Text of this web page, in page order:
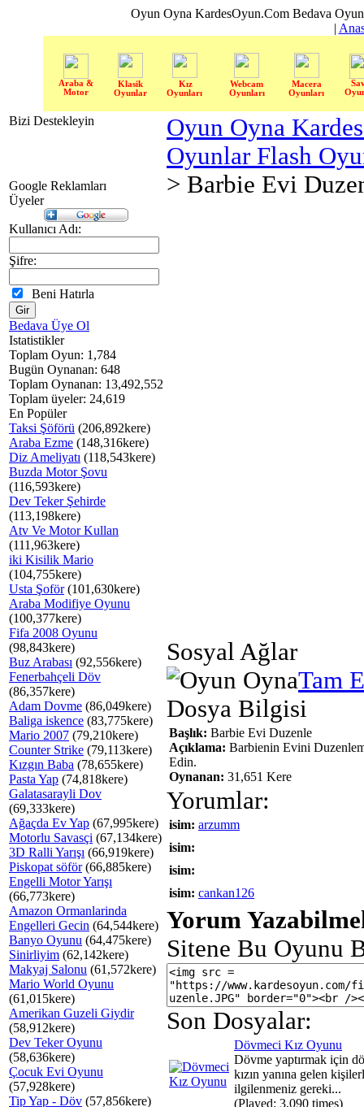
Oyun Oyna KardesOyun.Com Bedava
|
Araba &
Motor
Klasik
Oyunlar
Kız
Oyunları
Webcam
Oyunları
Macera
Oyunları
Bizi Destekleyin
Google Reklamları
Üyeler
Kullanıcı Adı:
Şifre:
Beni Hatırla
Bedava Üye Ol
Istatistikler
Toplam Oyun: 1,784
Bugün Oynanan: 648
Toplam Oynanan: 13,492,552
Toplam üyeler: 24,619
En Popüler
Taksi Şöförü (206,892kere)
Araba Ezme (148,316kere)
Diz Ameliyatı (118,543kere)
Buzda Motor Şovu
(116,593kere)
Dev Teker Şehirde
(113,198kere)
Atv Ve Motor Kullan
(111,963kere)
iki Kisilik Mario
(104,755kere)
Usta Şoför(101,630kere)
Araba Modifiye Oyunu
(100,377kere)
Fifa 2008 Oyunu
(98,843kere)
Buz Arabası (92,556kere)
Fenerbahçeli Döv
(86,357kere)
Adam Dovme (86,049kere)
Baliga iskence (83,775kere)
Mario 2007 (79,210kere)
Counter Strike (79,113kere)
Kızgın Baba (78,655kere)
Pasta Yap (74,818kere)
Galatasarayli Dov
(69,333kere)
Ağaçda Ev Yap (67,995kere)
Motorlu Savasçi (67,134kere)
3D Ralli Yarışı (66,919kere)
Piskopat söför(66,885kere)
Engelli Motor Yarışı
(66,773kere)
Amazon Ormanlarinda
Engelleri Gecin (64,544kere)
Banyo Oyunu (64,475kere)
Sinirliyim (62,142kere)
Makyaj Salonu (61,572kere)
Mario World Oyunu
(61,015kere)
Amerikan Guzeli Giydir
(58,912kere)
Dev Teker Oyunu
(58,636kere)
Çocuk Evi Oyunu
(57,928kere)
Tip Yap - Döv (57,856kere)
Oyun Oyna
Oyunlar Flash
> Barbie Evi
Sosyal Ağlar
Tam
Dosya Bilgisi
Başlık: Barbie Evi Duzenle
Açıklama: Barbienin Evini
Edin.
Oynanan: 31,651 Kere
Yorumlar:
isim: arzumm
isim:
isim:
isim: cankan126
Yorum
Sitene Bu Oyunu
Son Dosyalar:
Dövmeci Kız Oyunu
Dövme yaptırmak için
kızın yanına gelen
ilgilenmeniz gereki...
(Played: 3,090 times)